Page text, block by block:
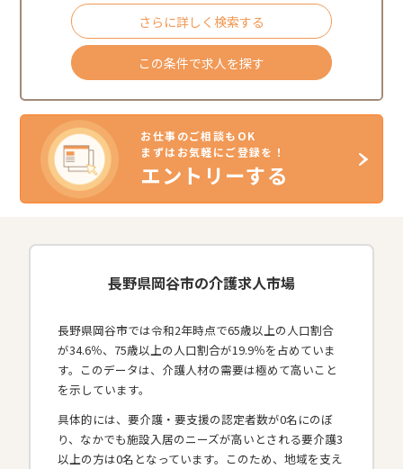
さらに詳しく検索する
この条件で求人を探す
お仕事のご相談もOK
まずはお気軽にご登録を！
エントリーする
長野県岡谷市の介護求人市場
長野県岡谷市では令和2年時点で65歳以上の人口割合
が34.6％、75歳以上の人口割合が19.9％を占めていま
す。このデータは、介護人材の需要は極めて高いこと
を示しています。
具体的には、要介護・要支援の認定者数が0名にのぼ
り、なかでも施設入居のニーズが高いとされる要介護3
以上の方は0名となっています。このため、地域を支え